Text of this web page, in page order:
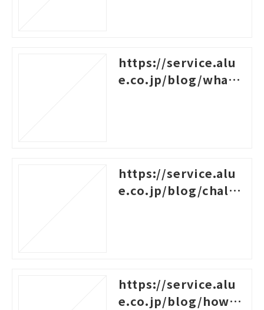
https://service.alu
e.co.jp/blog/what-i
https://service.alu
e.co.jp/blog/challe
https://service.alu
e.co.jp/blog/how-t